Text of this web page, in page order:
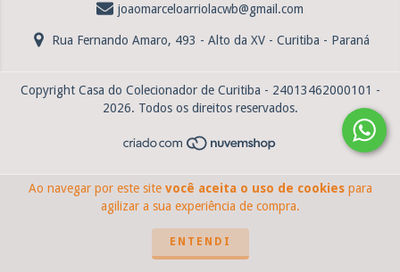
Ao navegar por este site você aceita o uso de cookiespara
agilizar a sua experiência de compra.
ENTENDI
joaomarceloarriolacwb@gmail.com
Rua Fernando Amaro, 493 - Alto da XV - Curitiba - Paraná
Copyright Casa do Colecionador de Curitiba - 24013462000101 -
2026. Todos os direitos reservados.